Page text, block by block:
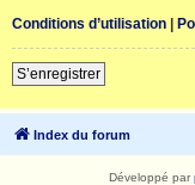
Conditions d’utilisation |
S’enregistrer
Index du forum
Développé par